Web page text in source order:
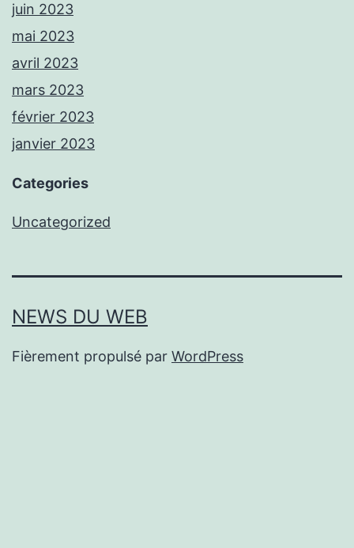
juin 2023
mai 2023
avril 2023
mars 2023
février 2023
janvier 2023
Categories
Uncategorized
NEWS DU WEB
Fièrement propulsé par WordPress